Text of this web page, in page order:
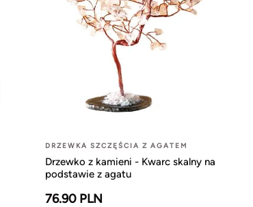
DRZEWKA SZCZĘŚCIA Z AGATEM
Drzewko z kamieni - Kwarc skalny na
podstawie z agatu
76.90 PLN